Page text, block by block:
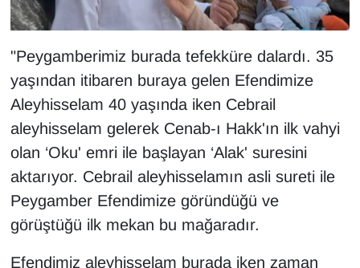
"Peygamberimiz burada tefekküre dalardı. 35
yaşından itibaren buraya gelen Efendimize
Aleyhisselam 40 yaşında iken Cebrail
aleyhisselam gelerek Cenab-ı Hakk'ın ilk vahyi
olan ‘Oku' emri ile başlayan ‘Alak' suresini
aktarıyor. Cebrail aleyhisselamın asli sureti ile
Peygamber Efendimize göründüğü ve
görüştüğü ilk mekan bu mağaradır.
Efendimiz aleyhisselam burada iken zaman